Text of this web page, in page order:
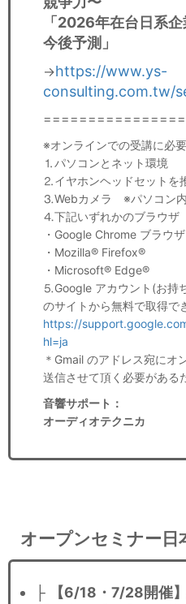
「2026年在台日系
今後予測」
→https://www.ys-
consulting.com.tw/
※オンラインでの受講に必要
⒈パソコンとネット環境
⒉イヤホンヘッドセットを
⒊Webカメラ ※パソコン
⒋下記いずれかのブラウザ
・Google Chrome ブラウザ
・Mozilla® Firefox®
・Microsoft® Edge®
⒌Google アカウント(お持
のサイトから無料で取得で
https://
hl=ja
＊Gmail のアドレス宛にオ
送信させて頂く必要がある
音響サポート ：
オーディオテクニカ
オープンセミナー日
├
【6/18・7/28開催